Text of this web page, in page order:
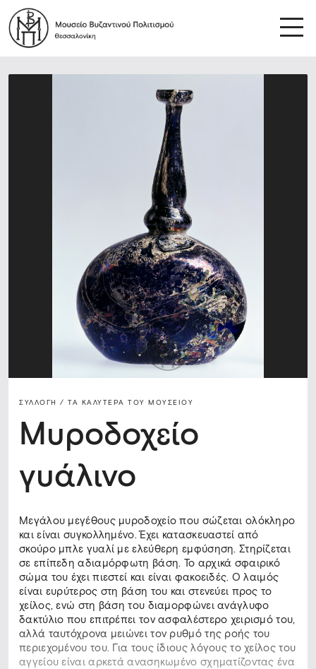
ΣΥΛΛΟΓΗ / ΤΑ ΚΑΛΎΤΕΡΑ ΤΟΥ ΜΟΥΣΕΊΟΥ
Μυροδοχείο
γυάλινο
Μεγάλου μεγέθους μυροδοχείο που σώζεται ολόκληρο
και είναι συγκολλημένο. Έχει κατασκευαστεί από
σκούρο μπλε γυαλί με ελεύθερη εμφύσηση. Στηρίζεται
σε επίπεδη αδιαμόρφωτη βάση. Το αρχικά σφαιρικό
σώμα του έχει πιεστεί και είναι φακοειδές. Ο λαιμός
είναι ευρύτερος στη βάση του και στενεύει προς το
χείλος, ενώ στη βάση του διαμορφώνει ανάγλυφο
δακτύλιο που επιτρέπει τον ασφαλέστερο χειρισμό του,
αλλά ταυτόχρονα μειώνει τον ρυθμό της ροής του
περιεχομένου του. Για τους ίδιους λόγους το χείλος του
αγγείου είναι αρκετά ανασηκωμένο σχηματίζοντας ένα